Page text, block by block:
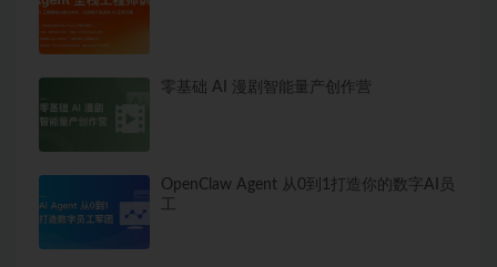
零基础 AI 漫剧智能量产创作营
OpenClaw Agent 从0到1打造你的数字AI员
工